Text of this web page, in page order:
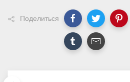
Поделиться